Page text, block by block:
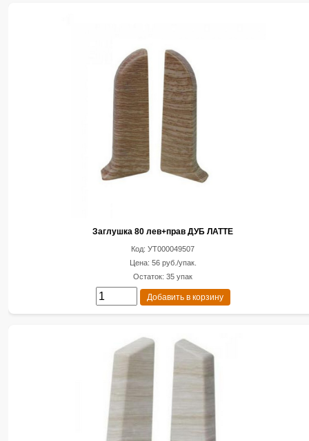
Заглушка 80 лев+прав ДУБ ЛАТТЕ
Код: УТ000049507
Цена: 56 руб./упак.
Остаток: 35 упак
Добавить в корзину